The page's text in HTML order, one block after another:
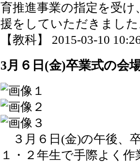
育推進事業の指定を受
援をしていただきまし
【教科】 2015-03-10
3月６日(金)卒業式の会
３月６日(金)の午後、
１・２年生で手際よく